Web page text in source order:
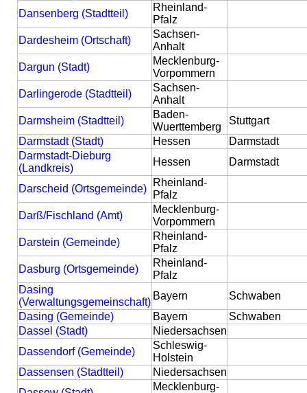
Dansenberg (Stadtteil)
Rheinland-
Pfalz
Dardesheim (Ortschaft)
Sachsen-
Anhalt
Dargun (Stadt)
Mecklenburg-
Vorpommern
Darlingerode (Stadtteil)
Sachsen-
Anhalt
Darmsheim (Stadtteil)
Baden-
Wuerttemberg
Stuttgart
Darmstadt (Stadt)
Hessen
Darmstadt
Darmstadt-Dieburg
(Landkreis)
Hessen Darmstadt
Darscheid (Ortsgemeinde)
Rheinland-
Pfalz
Darß/Fischland (Amt)
Mecklenburg-
Vorpommern
Darstein (Gemeinde)
Rheinland-
Pfalz
Dasburg (Ortsgemeinde)
Rheinland-
Pfalz
Dasing
(Verwaltungsgemeinschaft)
Bayern
Schwaben
Dasing (Gemeinde)
Bayern
Schwaben
Dassel (Stadt)
Niedersachsen
Dassendorf (Gemeinde)
Schleswig-
Holstein
Dassensen (Stadtteil)
Niedersachsen
Mecklenburg-